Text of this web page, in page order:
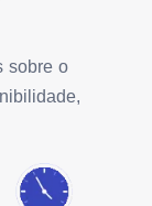
sobre o